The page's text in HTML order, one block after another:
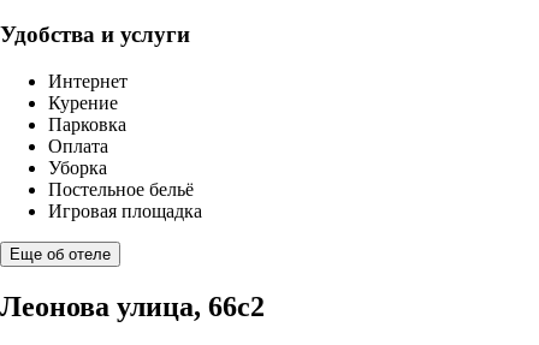
Удобства и услуги
Интернет
Курение
Парковка
Оплата
Уборка
Постельное бельё
Игровая площадка
Еще об отеле
Леонова улица, 66с2